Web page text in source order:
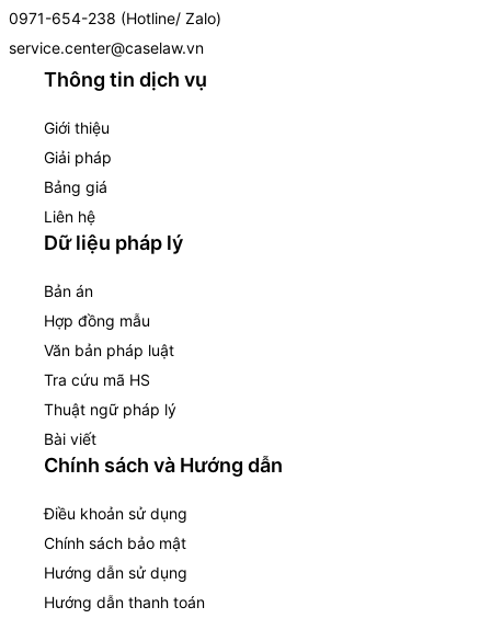
0971-654-238 (Hotline/ Zalo)
service.center@caselaw.vn
Thông tin dịch vụ
Giới thiệu
Giải pháp
Bảng giá
Liên hệ
Dữ liệu pháp lý
Bản án
Hợp đồng mẫu
Văn bản pháp luật
Tra cứu mã HS
Thuật ngữ pháp lý
Bài viết
Chính sách và Hướng dẫn
Điều khoản sử dụng
Chính sách bảo mật
Hướng dẫn sử dụng
Hướng dẫn thanh toán